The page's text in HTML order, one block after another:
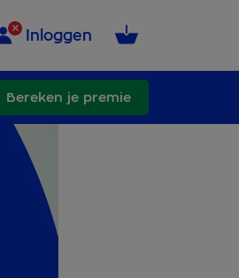
Inloggen
Bereken je premie